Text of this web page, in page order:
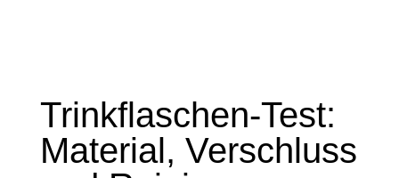
Trinkflaschen-Test:
Material, Verschluss